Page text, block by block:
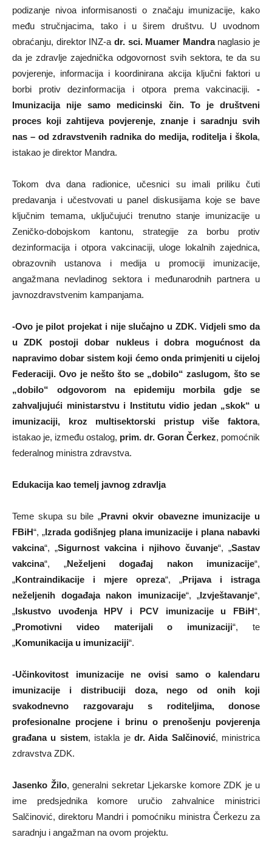
podizanje nivoa informisanosti o značaju imunizacije, kako
među stručnjacima, tako i u širem društvu. U uvodnom
obraćanju, direktor INZ-a dr. sci. Muamer Mandranaglasio je
da je zdravlje zajednička odgovornost svih sektora, te da su
povjerenje, informacija i koordinirana akcija ključni faktori u
borbi protiv dezinformacija i otpora prema vakcinaciji. -
Imunizacija nije samo medicinski čin. To je društveni
proces koji zahtijeva povjerenje, znanje i saradnju svih
nas – od zdravstvenih radnika do medija, roditelja i škola,
istakao je direktor Mandra.
Tokom dva dana radionice, učesnici su imali priliku čuti
predavanja i učestvovati u panel diskusijama koje se bave
ključnim temama, uključujući trenutno stanje imunizacije u
Zeničko-dobojskom kantonu, strategije za borbu protiv
dezinformacija i otpora vakcinaciji, uloge lokalnih zajednica,
obrazovnih ustanova i medija u promociji imunizacije,
angažmana nevladinog sektora i međunarodnih partnera u
javnozdravstvenim kampanjama.
-Ovo je pilot projekat i nije slučajno u ZDK. Vidjeli smo da
u ZDK postoji dobar nukleus i dobra mogućnost da
napravimo dobar sistem koji ćemo onda primjeniti u cijeloj
Federaciji. Ovo je nešto što se „dobilo“ zaslugom, što se
„dobilo“ odgovorom na epidemiju morbila gdje se
zahvaljujući ministarstvu i Institutu vidio jedan „skok“ u
imunizaciji, kroz multisektorski pristup više faktora,
istakao je, između ostalog, prim. dr. Goran Čerkez, pomoćnik
federalnog ministra zdravstva.
Edukacija kao temelj javnog zdravlja
Teme skupa su bile „Pravni okvir obavezne imunizacije u
FBiH“, „Izrada godišnjeg plana imunizacije i plana nabavki
vakcina“, „Sigurnost vakcina i njihovo čuvanje“, „Sastav
vakcina“, „Neželjeni događaj nakon imunizacije“,
„Kontraindikacije i mjere opreza“, „Prijava i istraga
neželjenih događaja nakon imunizacije“, „Izvještavanje“,
„Iskustvo uvođenja HPV i PCV imunizacije u FBiH“,
„Promotivni video materijali o imunizaciji“, te
„Komunikacija u imunizaciji“.
-Učinkovitost imunizacije ne ovisi samo o kalendaru
imunizacije i distribuciji doza, nego od onih koji
svakodnevno razgovaraju s roditeljima, donose
profesionalne procjene i brinu o prenošenju povjerenja
građana u sistem, istakla je dr. Aida Salčinović, ministrica
zdravstva ZDK.
Jasenko Žilo, generalni sekretar Ljekarske komore ZDK je u
ime predsjednika komore uručio zahvalnice ministrici
Salčinović, direktoru Mandri i pomoćniku ministra Čerkezu za
saradnju i angažman na ovom projektu.